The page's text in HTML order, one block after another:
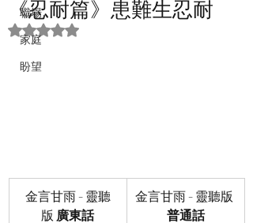
職場
家庭
盼望
《忍耐篇》患難生忍耐
評等為 NaN（最高為 5 顆星）。
金言甘雨 - 靈聽
版 廣東話
金言甘雨 - 靈聽版
普通話